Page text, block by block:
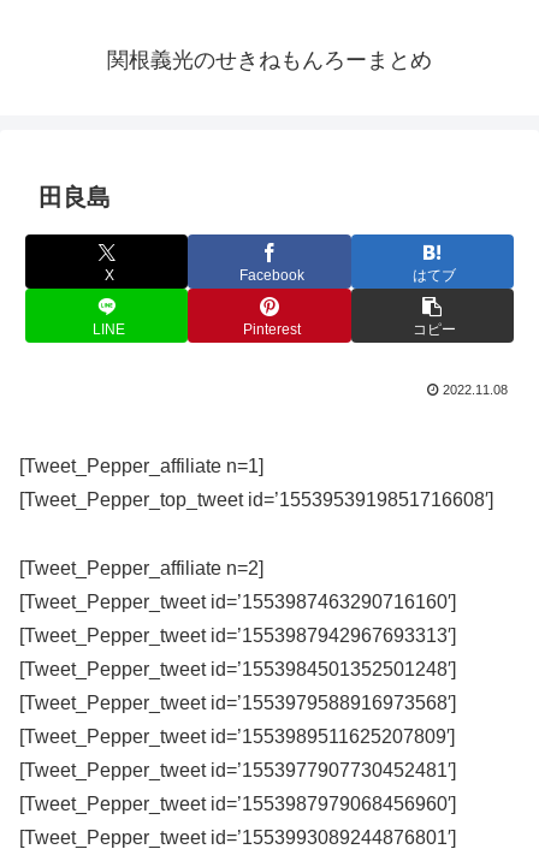
関根義光のせきねもんろーまとめ
田良島
X Facebook はてブ
LINE Pinterest コピー
2022.11.08
[Tweet_Pepper_affiliate n=1]
[Tweet_Pepper_top_tweet id=’1553953919851716608′]
[Tweet_Pepper_affiliate n=2]
[Tweet_Pepper_tweet id=’1553987463290716160′]
[Tweet_Pepper_tweet id=’1553987942967693313′]
[Tweet_Pepper_tweet id=’1553984501352501248′]
[Tweet_Pepper_tweet id=’1553979588916973568′]
[Tweet_Pepper_tweet id=’1553989511625207809′]
[Tweet_Pepper_tweet id=’1553977907730452481′]
[Tweet_Pepper_tweet id=’1553987979068456960′]
[Tweet_Pepper_tweet id=’1553993089244876801′]